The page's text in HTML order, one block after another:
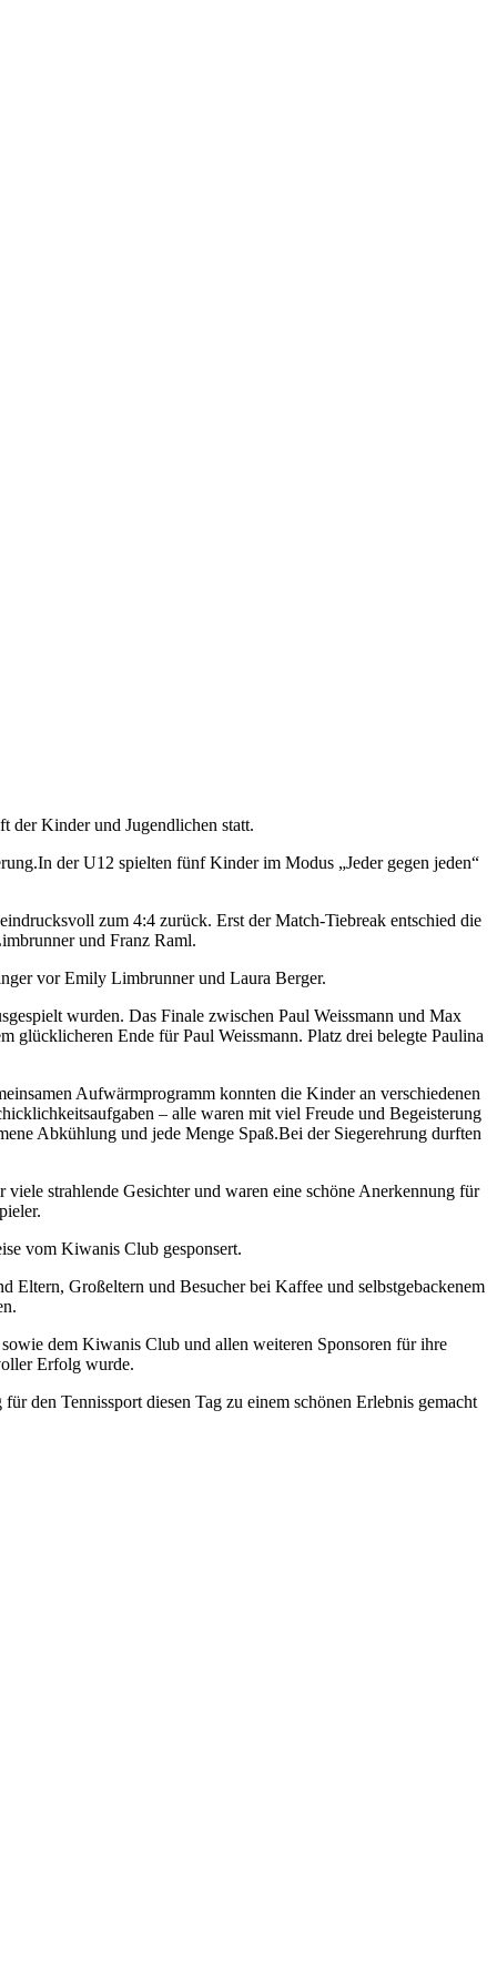
der Kinder und Jugendlichen statt.
der U12 spielten fünf Kinder im Modus „Jeder gegen jeden“
zum 4:4 zurück. Erst der Match-Tiebreak entschied die
und Franz Raml.
vor Emily Limbrunner und Laura Berger.
wurden. Das Finale zwischen Paul Weissmann und Max
glücklicheren Ende für Paul Weissmann. Platz drei belegte Paulina
Aufwärmprogramm konnten die Kinder an verschiedenen
– alle waren mit viel Freude und Begeisterung
Abkühlung und jede Menge Spaß.Bei der Siegerehrung durften
strahlende Gesichter und waren eine schöne Anerkennung für
vom Kiwanis Club gesponsert.
Eltern, Großeltern und Besucher bei Kaffee und selbstgebackenem
dem Kiwanis Club und allen weiteren Sponsoren für ihre
Erfolg wurde.
den Tennissport diesen Tag zu einem schönen Erlebnis gemacht